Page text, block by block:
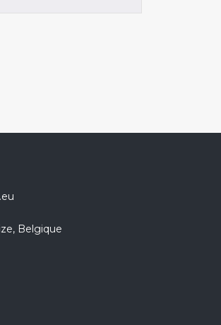
Belgique